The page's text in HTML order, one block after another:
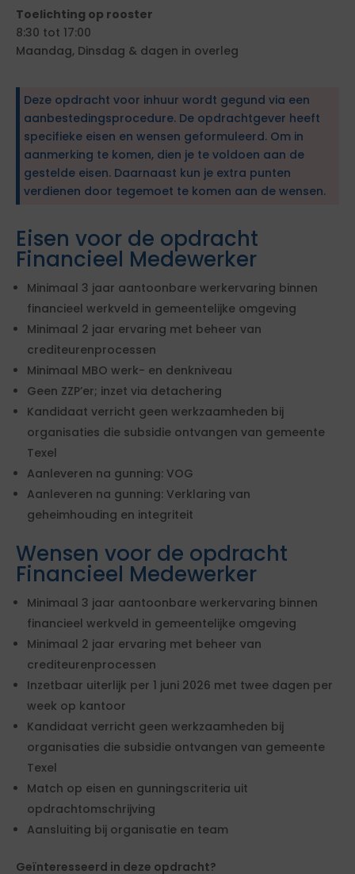
Toelichting op rooster
8:30 tot 17:00
Maandag, Dinsdag & dagen in overleg
Deze opdracht voor inhuur wordt gegund via een
aanbestedingsprocedure. De opdrachtgever heeft
specifieke eisen en wensen geformuleerd. Om in
aanmerking te komen, dien je te voldoen aan de
gestelde eisen. Daarnaast kun je extra punten
verdienen door tegemoet te komen aan de wensen.
Eisen voor de opdracht
Financieel Medewerker
Minimaal 3 jaar aantoonbare werkervaring binnen
financieel werkveld in gemeentelijke omgeving
Minimaal 2 jaar ervaring met beheer van
crediteurenprocessen
Minimaal MBO werk- en denkniveau
Geen ZZP’er; inzet via detachering
Kandidaat verricht geen werkzaamheden bij
organisaties die subsidie ontvangen van gemeente
Texel
Aanleveren na gunning: VOG
Aanleveren na gunning: Verklaring van
geheimhouding en integriteit
Wensen voor de opdracht
Financieel Medewerker
Minimaal 3 jaar aantoonbare werkervaring binnen
financieel werkveld in gemeentelijke omgeving
Minimaal 2 jaar ervaring met beheer van
crediteurenprocessen
Inzetbaar uiterlijk per 1 juni 2026 met twee dagen per
week op kantoor
Kandidaat verricht geen werkzaamheden bij
organisaties die subsidie ontvangen van gemeente
Texel
Match op eisen en gunningscriteria uit
opdrachtomschrijving
Aansluiting bij organisatie en team
Geïnteresseerd in deze opdracht?